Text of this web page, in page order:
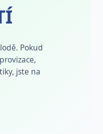
Pokud
jste na